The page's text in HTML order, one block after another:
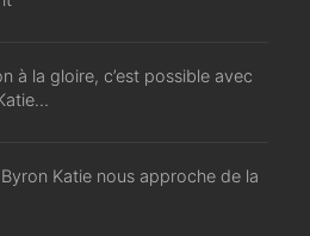
à la gloire, c’est possible avec
Katie nous approche de la